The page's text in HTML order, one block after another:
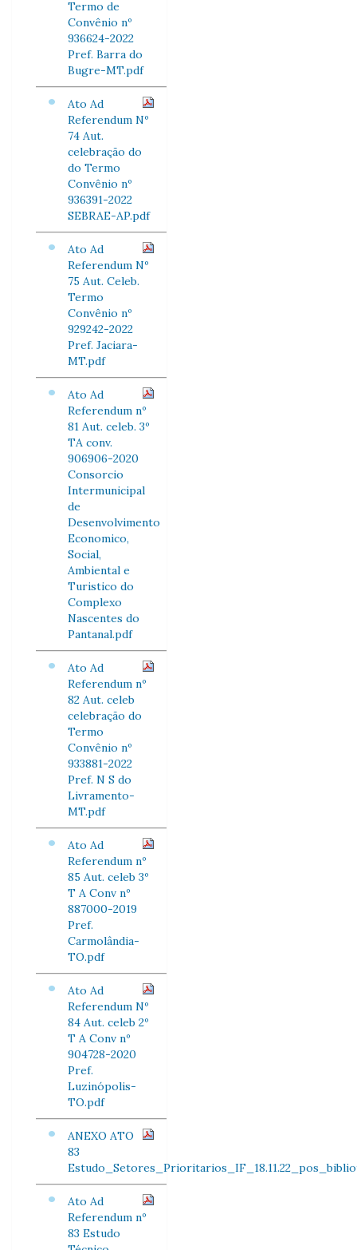
Termo de
Convênio nº
936624-2022
Pref. Barra do
Bugre-MT.pdf
Ato Ad
Referendum Nº
74 Aut.
celebração do
do Termo
Convênio nº
936391-2022
SEBRAE-AP.pdf
Ato Ad
Referendum Nº
75 Aut. Celeb.
Termo
Convênio nº
929242-2022
Pref. Jaciara-
MT.pdf
Ato Ad
Referendum nº
81 Aut. celeb. 3º
TA conv.
906906-2020
Consorcio
Intermunicipal
de
Desenvolvimento
Economico,
Social,
Ambiental e
Turistico do
Complexo
Nascentes do
Pantanal.pdf
Ato Ad
Referendum nº
82 Aut. celeb
celebração do
Termo
Convênio nº
933881-2022
Pref. N S do
Livramento-
MT.pdf
Ato Ad
Referendum nº
85 Aut. celeb 3º
T A Conv nº
887000-2019
Pref.
Carmolândia-
TO.pdf
Ato Ad
Referendum Nº
84 Aut. celeb 2º
T A Conv nº
904728-2020
Pref.
Luzinópolis-
TO.pdf
ANEXO ATO
83
Ato Ad
Referendum nº
83 Estudo